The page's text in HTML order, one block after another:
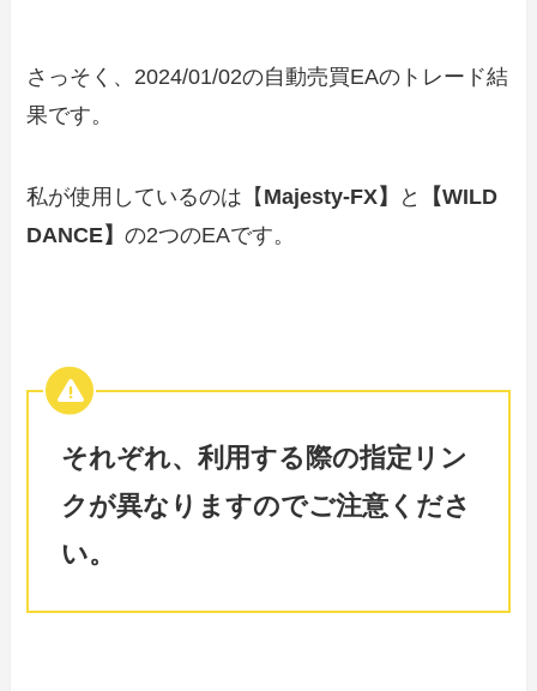
さっそく、2024/01/02の自動売買EAのトレード結
果です。
私が使用しているのは【 Majesty-FX】 と
【WILD
DANCE】の2つのEAです。
それぞれ、利用する際の指定リン
クが異なりますのでご注意くださ
い。